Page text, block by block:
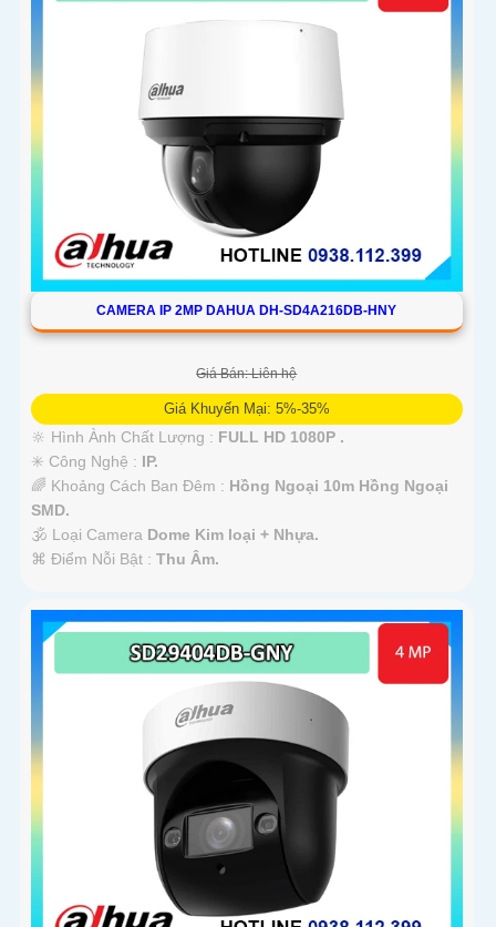
CAMERA IP 2MP DAHUA DH-SD4A216DB-HNY
Giá Bán: Liên hệ
Giá Khuyến Mại: 5%-35%
🔆 Hình Ành Chất Lượng : FULL HD 1080P .
✳️ Công Nghệ : IP.
🌈 Khoảng Cách Ban Đêm : Hồng Ngoại 10m Hồng Ngoại
SMD.
🕉️ Loại Camera Dome Kim loại + Nhựa.
️⌘ Điểm Nỗi Bật : Thu Âm.